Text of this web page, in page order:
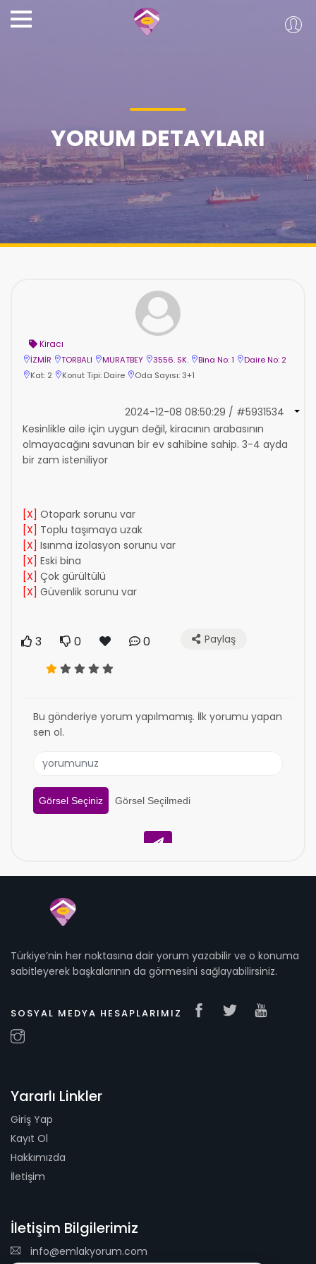
YORUM DETAYLARI
Kiracı
İZMİR TORBALI MURATBEY 3556. SK. Bina No: 1
Daire No: 2
Kat: 2
Konut Tipi: Daire Oda Sayısı: 3+1
2024-12-08 08:50:29 / #5931534
Kesinlikle aile için uygun değil, kiracının arabasının
olmayacağını savunan bir ev sahibine sahip. 3-4 ayda
bir zam isteniliyor
[X] Otopark sorunu var
[X] Toplu taşımaya uzak
[X] Isınma izolasyon sorunu var
[X] Eski bina
[X] Çok gürültülü
[X] Güvenlik sorunu var
3 0 0 Paylaş
Bu gönderiye yorum yapılmamış. İlk yorumu yapan
sen ol.
Görsel Seçiniz Görsel Seçilmedi
Türkiye’nin her noktasına dair yorum yazabilir ve o konuma
sabitleyerek başkalarının da görmesini sağlayabilirsiniz.
SOSYAL MEDYA HESAPLARIMIZ
Yararlı Linkler
Giriş Yap
Kayıt Ol
Hakkımızda
İletişim
İletişim Bilgilerimiz
info@emlakyorum.com